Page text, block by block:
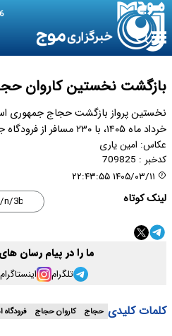
6 August 2026
بازگشت نخستین کاروان
خرداد ماه ۱۴۰۵، با ۲۳۰ مسافر از فرودگاه جده به مقصد تهران انجام شد.
عکاس: امین یاری
کدخبر : 709825
لینک کوتاه
ما را در پیام رسان
تلگرام اینستاگرام
کلمات کلیدی حجاج کاروان حجاج فرودگاه